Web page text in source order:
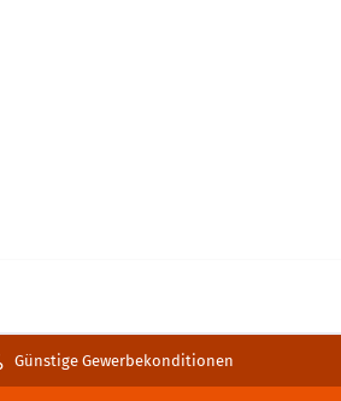
Günstige Gewerbekonditionen